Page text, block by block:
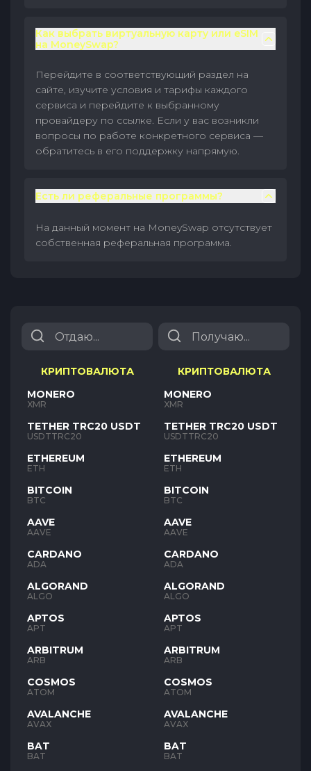
Как выбрать виртуальную карту или eSIM
на MoneySwap?
Перейдите в соответствующий раздел на
сайте, изучите условия и тарифы каждого
сервиса и перейдите к выбранному
провайдеру по ссылке. Если у вас возникли
вопросы по работе конкретного сервиса —
обратитесь в его поддержку напрямую.
Есть ли реферальные программы?
На данный момент на MoneySwap отсутствует
собственная реферальная программа.
КРИПТОВАЛЮТА
MONERO
XMR
TETHER TRC20 USDT
USDTTRC20
ETHEREUM
ETH
BITCOIN
BTC
AAVE
AAVE
CARDANO
ADA
ALGORAND
ALGO
APTOS
APT
ARBITRUM
ARB
COSMOS
ATOM
AVALANCHE
AVAX
BAT
BAT
КРИПТОВАЛЮТА
MONERO
XMR
TETHER TRC20 USDT
USDTTRC20
ETHEREUM
ETH
BITCOIN
BTC
AAVE
AAVE
CARDANO
ADA
ALGORAND
ALGO
APTOS
APT
ARBITRUM
ARB
COSMOS
ATOM
AVALANCHE
AVAX
BAT
BAT